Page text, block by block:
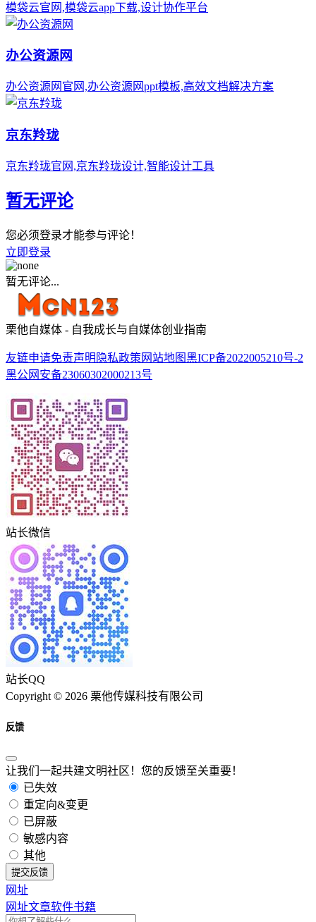
模袋云官网,模袋云app下载,设计协作平台
办公资源网
办公资源网官网,办公资源网ppt模板,高效文档解决方案
京东羚珑
京东羚珑官网,京东羚珑设计,智能设计工具
暂无评论
您必须登录才能参与评论！
立即登录
暂无评论...
栗他自媒体 - 自我成长与自媒体创业指南
友链申请免责声明 隐私政策 网站地图黑ICP备2022005210号-2
黑公网安备23060302000213号
站长微信
站长QQ
Copyright © 2026 栗他传媒科技有限公司
反馈
让我们一起共建文明社区！您的反馈至关重要！
已失效
重定向&变更
已屏蔽
敏感内容
其他
提交反馈
网址
网址文章软件书籍